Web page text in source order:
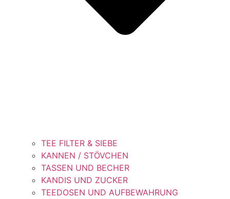
TEE FILTER & SIEBE
KANNEN / STÖVCHEN
TASSEN UND BECHER
KANDIS UND ZUCKER
TEEDOSEN UND AUFBEWAHRUNG